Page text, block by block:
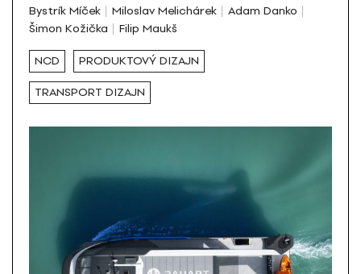
Bystrík Míček Miloslav Melichárek
Adam Danko
Šimon Kožička
Filip Maukš
NCD PRODUKTOVÝ DIZAJN
TRANSPORT DIZAJN